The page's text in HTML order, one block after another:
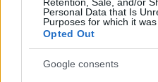
Personal Data that Is
Purposes for which it was
Opted Out
Google consents
μέλη του ΙΚ -